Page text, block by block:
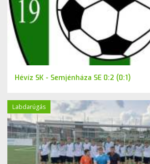
Hévíz SK - Semjénháza SE 0:2 (0:1)
Labdarúgás